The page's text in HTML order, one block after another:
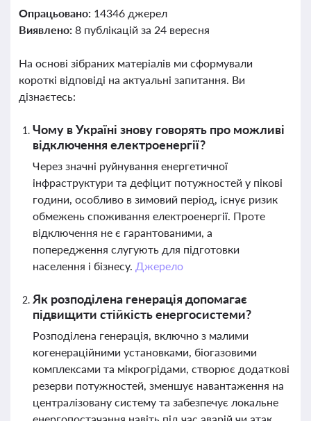
Опрацьовано: 14346 джерел
Виявлено: 8 публікацій за 24 вересня
На основі зібраних матеріалів ми сформували
короткі відповіді на актуальні запитання. Ви
дізнаєтесь:
Чому в Україні знову говорять про можливі
відключення електроенергії?
Через значні руйнування енергетичної
інфраструктури та дефіцит потужностей у пікові
години, особливо в зимовий період, існує ризик
обмежень споживання електроенергії. Проте
відключення не є гарантованими, а
попередження слугують для підготовки
населення і бізнесу. Джерело
Як розподілена генерація допомагає
підвищити стійкість енергосистеми?
Розподілена генерація, включно з малими
когенераційними установками, біогазовими
комплексами та мікрогрідами, створює додаткові
резерви потужностей, зменшує навантаження на
централізовану систему та забезпечує локальне